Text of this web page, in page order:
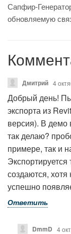
Сапфир-
обновляемую
Дмитрий 4
Добрый день!
экспорта из
версия). В демо
так делаю?
примере, так и
создаются, хотя
успешно
Ответить
DmmD 4